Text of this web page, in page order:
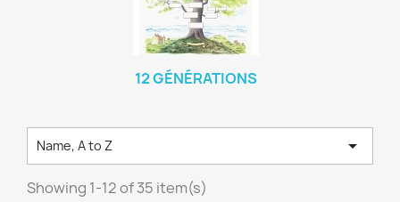
12 GÉNÉRATIONS
Name, A to Z 
Showing 1-12 of 35 item(s)